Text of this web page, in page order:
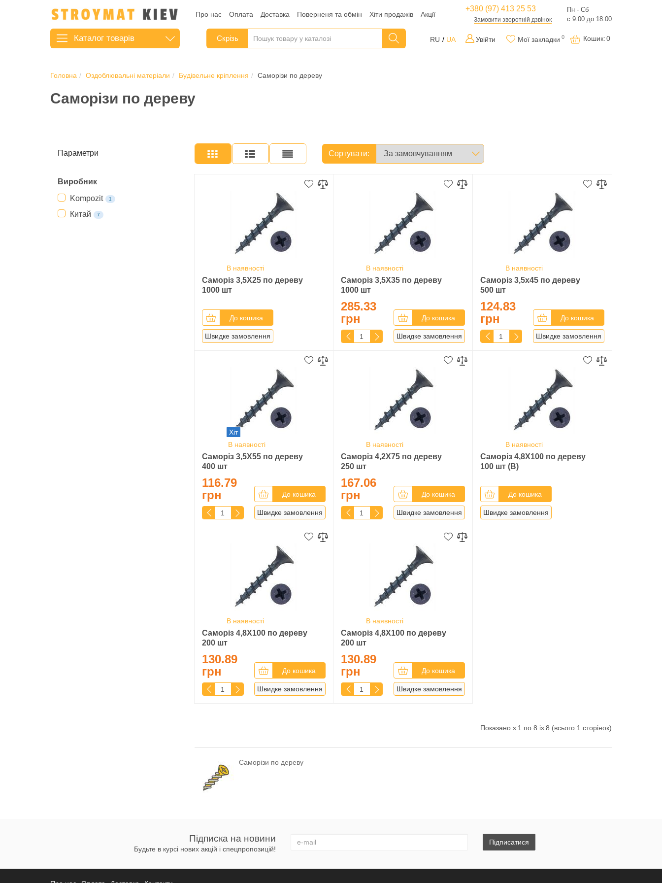
Про нас Оплата Доставка Поверненя та обмін Хіти продажів Акції
+380 (97) 413 25 53
Замовити зворотній дзвінок
Пн - Сб
с 9.00 до 18.00
Каталог товарів Скрізь RU UA Увійти Мої закладки 0 Кошик: 0
Головна Оздоблювальні матеріали Будівельне кріплення Саморізи по дереву
Саморізи по дереву
Параметри
Виробник
Kompozit
1
Китай 7
Сортувати:
В наявності
Саморіз 3,5Х25 по дереву
1000 шт
До кошика
Швидке замовлення
В наявності
Саморіз 3,5Х35 по дереву
1000 шт
285.33
грн
До кошика
Швидке замовлення
В наявності
Саморіз 3,5х45 по дереву
500 шт
124.83
грн
До кошика
Швидке замовлення
Хіт
В наявності
Саморіз 3,5Х55 по дереву
400 шт
116.79
грн
До кошика
Швидке замовлення
В наявності
Саморіз 4,2Х75 по дереву
250 шт
167.06
грн
До кошика
Швидке замовлення
В наявності
Саморіз 4,8Х100 по дереву
100 шт (В)
До кошика
Швидке замовлення
В наявності
Саморіз 4,8Х100 по дереву
200 шт
130.89
грн
До кошика
Швидке замовлення
В наявності
Саморіз 4,8Х100 по дереву
200 шт
130.89
грн
До кошика
Швидке замовлення
Показано з 1 по 8 із 8 (всього 1 сторінок)
Саморізи по дереву
Підписка на новини
Будьте в курсі нових акцій і спецпропозицій!
Підписатися